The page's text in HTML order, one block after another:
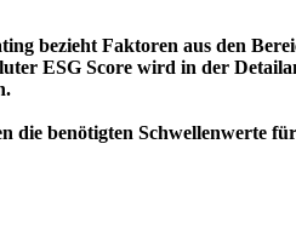
bezieht Faktoren aus den
ESG Score wird in der
die benötigten Schwellenwerte